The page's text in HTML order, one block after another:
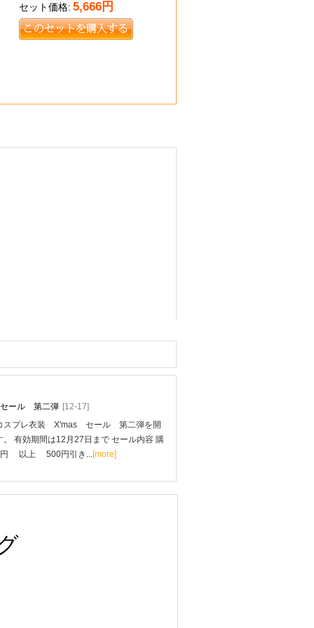
セット価格: 5,666円
セール 第二弾 [12-17]
スプレ衣装 X'mas セール 第二弾を開
。 有効期間は12月27日まで セール内容 購
以上 500円引き...[more]